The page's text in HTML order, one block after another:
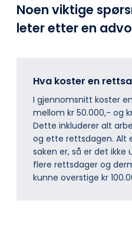
Noen viktige
leter etter en
Hva koster en
I gjennomsnitt koster
mellom kr 50.000,- og
Dette inkluderer alt
og ette rettsdagen. Alt
saken er, så er det
flere rettsdager og
kunne overstige kr